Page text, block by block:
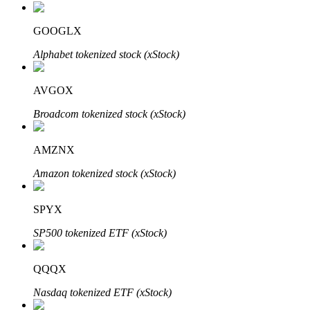
القروض
خدمة الاقتراض المدعومة بالعملات المشفرة
GOOGLX
Alphabet tokenized stock (xStock)
AVGOX
Broadcom tokenized stock (xStock)
AMZNX
Amazon tokenized stock (xStock)
SPYX
SP500 tokenized ETF (xStock)
QQQX
Nasdaq tokenized ETF (xStock)